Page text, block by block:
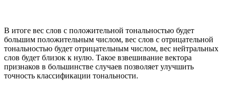
В итоге вес слов с положительной тональностью будет
большим положительным числом, вес слов с отрицательной
тональностью будет отрицательным числом, вес нейтральных
слов будет близок к нулю. Такое взвешивание вектора
признаков в большинстве случаев позволяет улучшить
точность классификации тональности.